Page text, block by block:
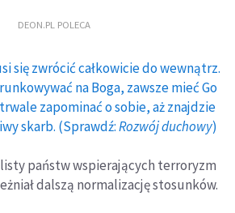
DEON.PL POLECA
się zwrócić całkowicie do wewnątrz.
na Boga, zawsze mieć Go
zapominać o sobie, aż znajdzie
skarb. (Sprawdź:Rozwój duchowy)
państw wspierających terroryzm
dalszą normalizację stosunków.